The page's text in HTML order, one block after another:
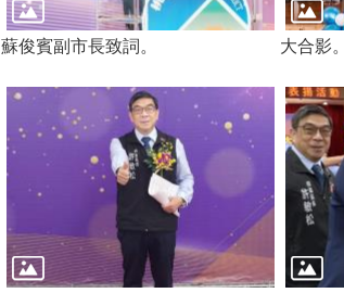
蘇俊賓副市長致詞。 大合影。